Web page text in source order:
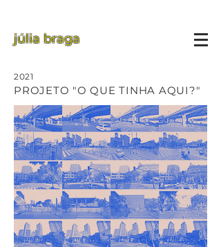
júlia braga
2021
PROJETO "O QUE TINHA AQUI?"